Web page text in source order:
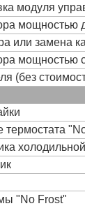
модуля
мощностью
или замена
мощностью
(без
термостата
"No Frost"